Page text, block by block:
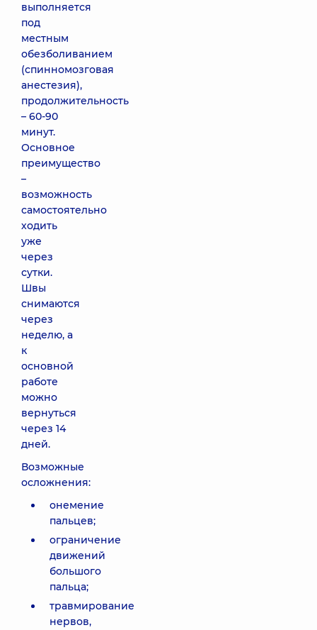
выполняется
под
местным
обезболиванием
(спинномозговая
анестезия),
продолжительность
– 60-90
минут.
Основное
преимущество
–
возможность
самостоятельно
ходить
уже
через
сутки.
Швы
снимаются
через
неделю, а
к
основной
работе
можно
вернуться
через 14
дней.
Возможные
осложнения:
онемение
пальцев;
ограничение
движений
большого
пальца;
травмирование
нервов,